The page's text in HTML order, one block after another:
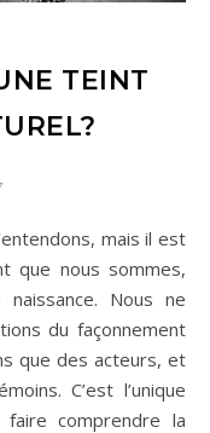
TEINT
que nous sommes,
Nous ne
du façonnement
que des acteurs, et
C’est l’unique
comprendre la